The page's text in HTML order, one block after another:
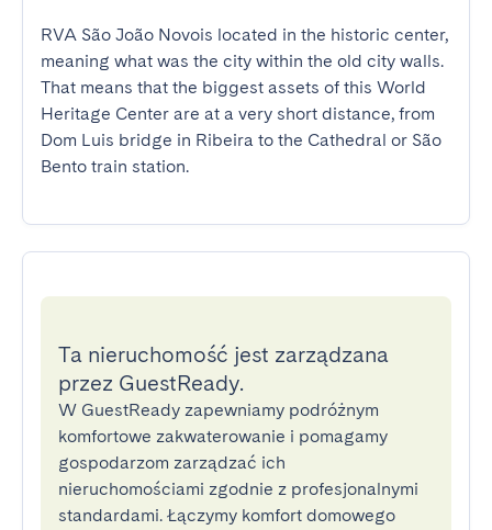
RVA São João Novois located in the historic center,
meaning what was the city within the old city walls.
That means that the biggest assets of this World
Heritage Center are at a very short distance, from
Dom Luis bridge in Ribeira to the Cathedral or São
Bento train station.
Ta nieruchomość jest zarządzana
przez GuestReady.
W GuestReady zapewniamy podróżnym
komfortowe zakwaterowanie i pomagamy
gospodarzom zarządzać ich
nieruchomościami zgodnie z profesjonalnymi
standardami. Łączymy komfort domowego